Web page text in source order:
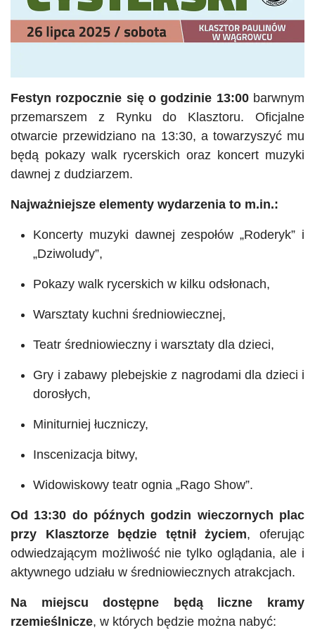
Festyn rozpocznie się o godzinie 13:00barwnym
przemarszem z Rynku do Klasztoru. Oficjalne
otwarcie przewidziano na 13:30, a towarzyszyć mu
będą pokazy walk rycerskich oraz koncert muzyki
dawnej z dudziarzem.
Najważniejsze elementy wydarzenia to m.in.:
Koncerty muzyki dawnej zespołów „Roderyk” i
„Dziwoludy”,
Pokazy walk rycerskich w kilku odsłonach,
Warsztaty kuchni średniowiecznej,
Teatr średniowieczny i warsztaty dla dzieci,
Gry i zabawy plebejskie z nagrodami dla dzieci i
dorosłych,
Miniturniej łuczniczy,
Inscenizacja bitwy,
Widowiskowy teatr ognia „Rago Show”.
Od 13:30 do późnych godzin wieczornych plac
przy Klasztorze będzie tętnił życiem, oferując
odwiedzającym możliwość nie tylko oglądania, ale i
aktywnego udziału w średniowiecznych atrakcjach.
Na miejscu dostępne będą liczne kramy
rzemieślnicze, w których będzie można nabyć: